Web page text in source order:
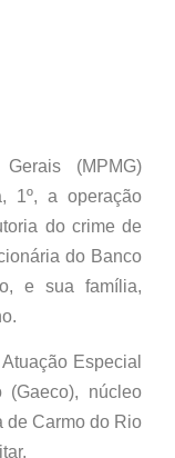
(MPMG)
1º, a operação
do crime de
do Banco
e sua família,
Especial
(Gaeco), núcleo
de Carmo do Rio